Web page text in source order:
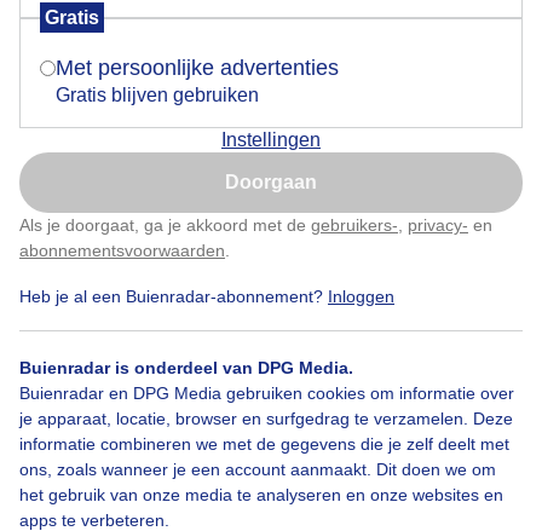
Gratis
Met persoonlijke advertenties
Gratis blijven gebruiken
Instellingen
Doorgaan
Als je doorgaat, ga je akkoord met de gebruikers- privacy- en
abonnementsvoorwaarden
Heb je al een Buienradar-abonnement? Inloggen
Buienradar is onderdeel van DPG Media.
Buienradar en DPG Media gebruiken cookies om informatie over
je apparaat, locatie, browser en surfgedrag te verzamelen. Deze
informatie combineren we met de gegevens die je zelf deelt met
ons, zoals wanneer je een account aanmaakt. Dit doen we om
het gebruik van onze media te analyseren en onze websites en
apps te verbeteren.
Colijnsplaat, Zeeland
Motregendruppels
Bekijk slideshow
Is goed, toon de popup
Nu niet, misschien later
Klik hierom dit aan te passen